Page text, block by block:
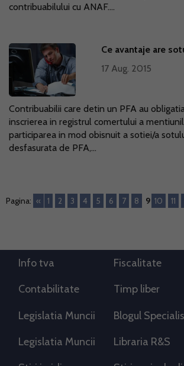
contribuabilului cu ANAF....
Ce avantaje are
17 Aug. 2015
Contribuabilii care detin un PFA au
inscrierea in registrul comertului a
participarea in mod obisnuit a sotiei/a
desfasurata de PFA,...
Pagina: « 1 2 3 4 5 6 7 8 9 10 11
Info tva Fiscalitate
Contabilitate Timp liber
Legislatia Muncii Blogul
Legislatia Muncii Libraria R&S